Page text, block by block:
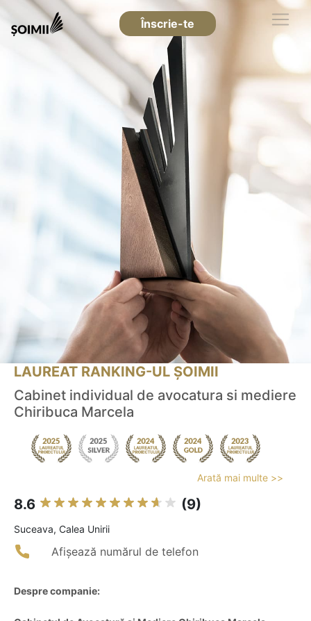
Înscrie-te
LAUREAT RANKING-UL ȘOIMII
Cabinet individual de avocatura si mediere
Chiribuca Marcela
Arată mai multe >>
8.6 (9)
Suceava, Calea Unirii
Afișează numărul de telefon
Despre companie: